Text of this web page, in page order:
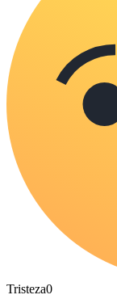
Tristeza0